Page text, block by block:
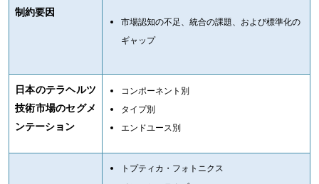
制約要因
市場認知の不足、統合の課題、および標準化の
ギャップ
日本のテラヘルツ
技術市場のセグメ
ンテーション
コンポーネント別
タイプ別
エンドユース別
トプティカ・フォトニクス